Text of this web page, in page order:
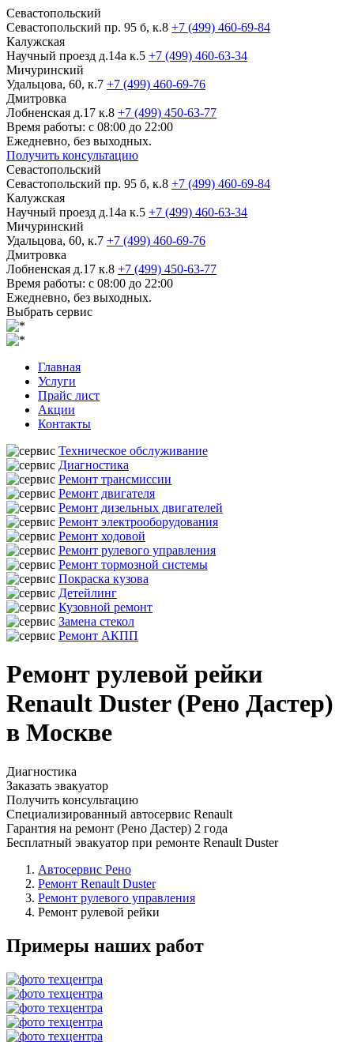
Севастопольский
Севастопольский пр. 95 б, к.8 +7 (499) 460-69-84
Калужская
Научный проезд д.14а к.5 +7 (499) 460-63-34
Мичуринский
Удальцова, 60, к.7 +7 (499) 460-69-76
Дмитровка
Лобненская д.17 к.8 +7 (499) 450-63-77
Время работы: с 08:00 до 22:00
Ежедневно, без выходных.
Получить консультацию
Севастопольский
Севастопольский пр. 95 б, к.8 +7 (499) 460-69-84
Калужская
Научный проезд д.14а к.5 +7 (499) 460-63-34
Мичуринский
Удальцова, 60, к.7 +7 (499) 460-69-76
Дмитровка
Лобненская д.17 к.8 +7 (499) 450-63-77
Время работы: с 08:00 до 22:00
Ежедневно, без выходных.
Выбрать сервис
Главная
Услуги
Прайс лист
Акции
Контакты
Техническое обслуживание
Диагностика
Ремонт трансмиссии
Ремонт двигателя
Ремонт дизельных двигателей
Ремонт электрооборудования
Ремонт ходовой
Ремонт рулевого управления
Ремонт тормозной системы
Покраска кузова
Детейлинг
Кузовной ремонт
Замена стекол
Ремонт АКПП
Ремонт рулевой рейки
Renault Duster (Рено Дастер)
в Москве
Диагностика
Заказать эвакуатор
Получить консультацию
Специализированный автосервис Renault
Гарантия на ремонт (Рено Дастер) 2 года
Бесплатный эвакуатор при ремонте Renault Duster
Автосервис Рено
Ремонт Renault Duster
Ремонт рулевого управления
Ремонт рулевой рейки
Примеры наших работ